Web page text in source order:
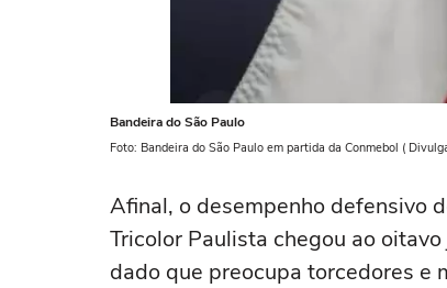
Bandeira do São Paulo
Foto: Bandeira do São Paulo em partida da Conmebol (
Afinal, o desempenho defensivo
Tricolor Paulista chegou ao
dado que preocupa torcedores e